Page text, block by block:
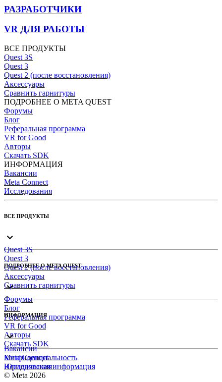
РАЗРАБОТЧИКИ
VR ДЛЯ РАБОТЫ
ВСЕ ПРОДУКТЫ
Quest 3S
Quest 3
Quest 2 (после восстановления)
Аксессуары
Сравнить гарнитуры
ПОДРОБНЕЕ О META QUEST
Форумы
Блог
Реферальная программа
VR for Good
Авторы
Скачать SDK
ИНФОРМАЦИЯ
Вакансии
Meta Connect
Исследования
ВСЕ ПРОДУКТЫ
Quest 3S
Quest 3
Quest 2 (после восстановления)
Аксессуары
Сравнить гарнитуры
ПОДРОБНЕЕ О META QUEST
Форумы
Блог
Реферальная программа
VR for Good
Авторы
Скачать SDK
ИНФОРМАЦИЯ
Вакансии
Meta Connect
Исследования
Конфиденциальность
Юридическая информация
© Meta 2026